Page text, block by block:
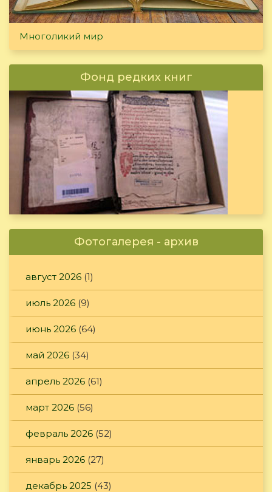
Многоликий мир
Фонд редких книг
Фотогалерея - архив
август 2026 (1)
июль 2026 (9)
июнь 2026 (64)
май 2026 (34)
апрель 2026 (61)
март 2026 (56)
февраль 2026 (52)
январь 2026 (27)
декабрь 2025 (43)